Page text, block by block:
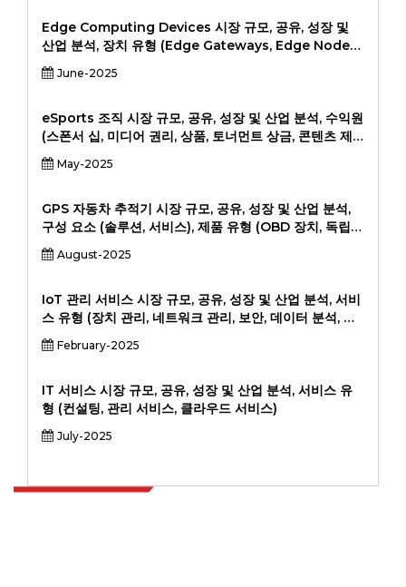
Edge Computing Devices 시장 규모, 공유, 성장 및
산업 분석, 장치 유형 (Edge Gateways, Edge Nodes,
Edge Server, Sensor Devices, 기타) 별 응용 프로그
램 (산업용 자동화, 원격 모니터링, 자율 주행 차, 의료 기
리티, 운송 및 물류, 기타), 2024-203, 2024-201.
June-2025
eSports 조직 시장 규모, 공유, 성장 및 산업 분석, 수익원
(스폰서 십, 미디어 권리, 상품, 토너먼트 상금, 콘텐츠 제
작) 별 게임 장르 (Moba, FPS, Battle Royale, Sports
Simulation, Fighting, RT)의 플랫폼 (PC, Console,
지역 구성), 202-20-20-202, 202-20-
May-2025
GPS 자동차 추적기 시장 규모, 공유, 성장 및 산업 분석,
구성 요소 (솔루션, 서비스), 제품 유형 (OBD 장치, 독립형
추적기, 고급 추적기) 별 응용 프로그램 (개별 차량, 차량
관리, 상용 차량, 법 집행)별로 (물류 회사, 개인 차량 소유
August-2025
IoT 관리 서비스 시장 규모, 공유, 성장 및 산업 분석, 서비
스 유형 (장치 관리, 네트워크 관리, 보안, 데이터 분석, 기
타), 최종 사용자 산업 (제조, 의료, 소매, 에너지, 자동차,
물류, 기타), 배포 모드 (클라우드 기반, 온 프레미스, 하이
February-2025
IT 서비스 시장 규모, 공유, 성장 및 산업 분석, 서비스 유
형 (컨설팅, 관리 서비스, 클라우드 서비스)
July-2025